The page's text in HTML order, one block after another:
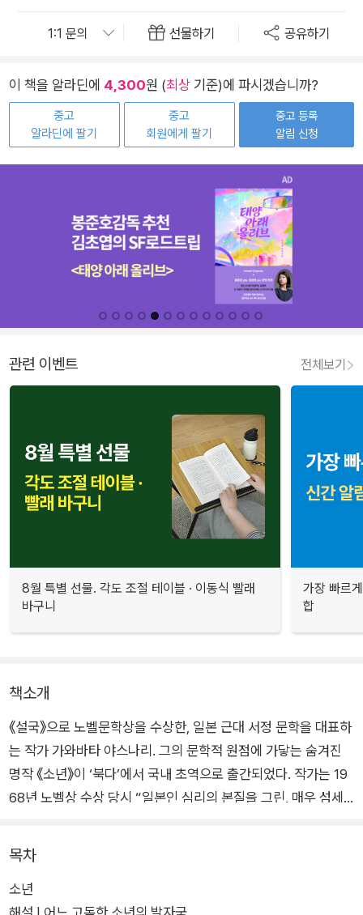
선물하기 공유하기
이 책을 알라딘에 4,300원 (최상 기준)에 파시겠습니까?
중고
알라딘에 팔기
중고
회원에게 팔기
중고 등록
알림 신청
관련 이벤트 전체보기
8월 특별 선물. 각도 조절 테이블 · 이동식 빨래
바구니
가장 빠르
합
책소개
《설국》으로 노벨문학상을 수상한, 일본 근대 서정 문학을 대표하
는 작가 가와바타 야스나리. 그의 문학적 원점에 가닿는 숨겨진
명작 《소년》이 ‘북다’에서 국내 초역으로 출간되었다. 작가는 19
68년 노벨상 수상 당시 “일본인 심리의 본질을 그린, 매우 섬세
답고 섬세한 문장을 쓰는 것으로 유명하다. 또한 작품 세계 전반
에 걸쳐 서정적 비애와 감각적 미학을 추구했다.
목차
소년